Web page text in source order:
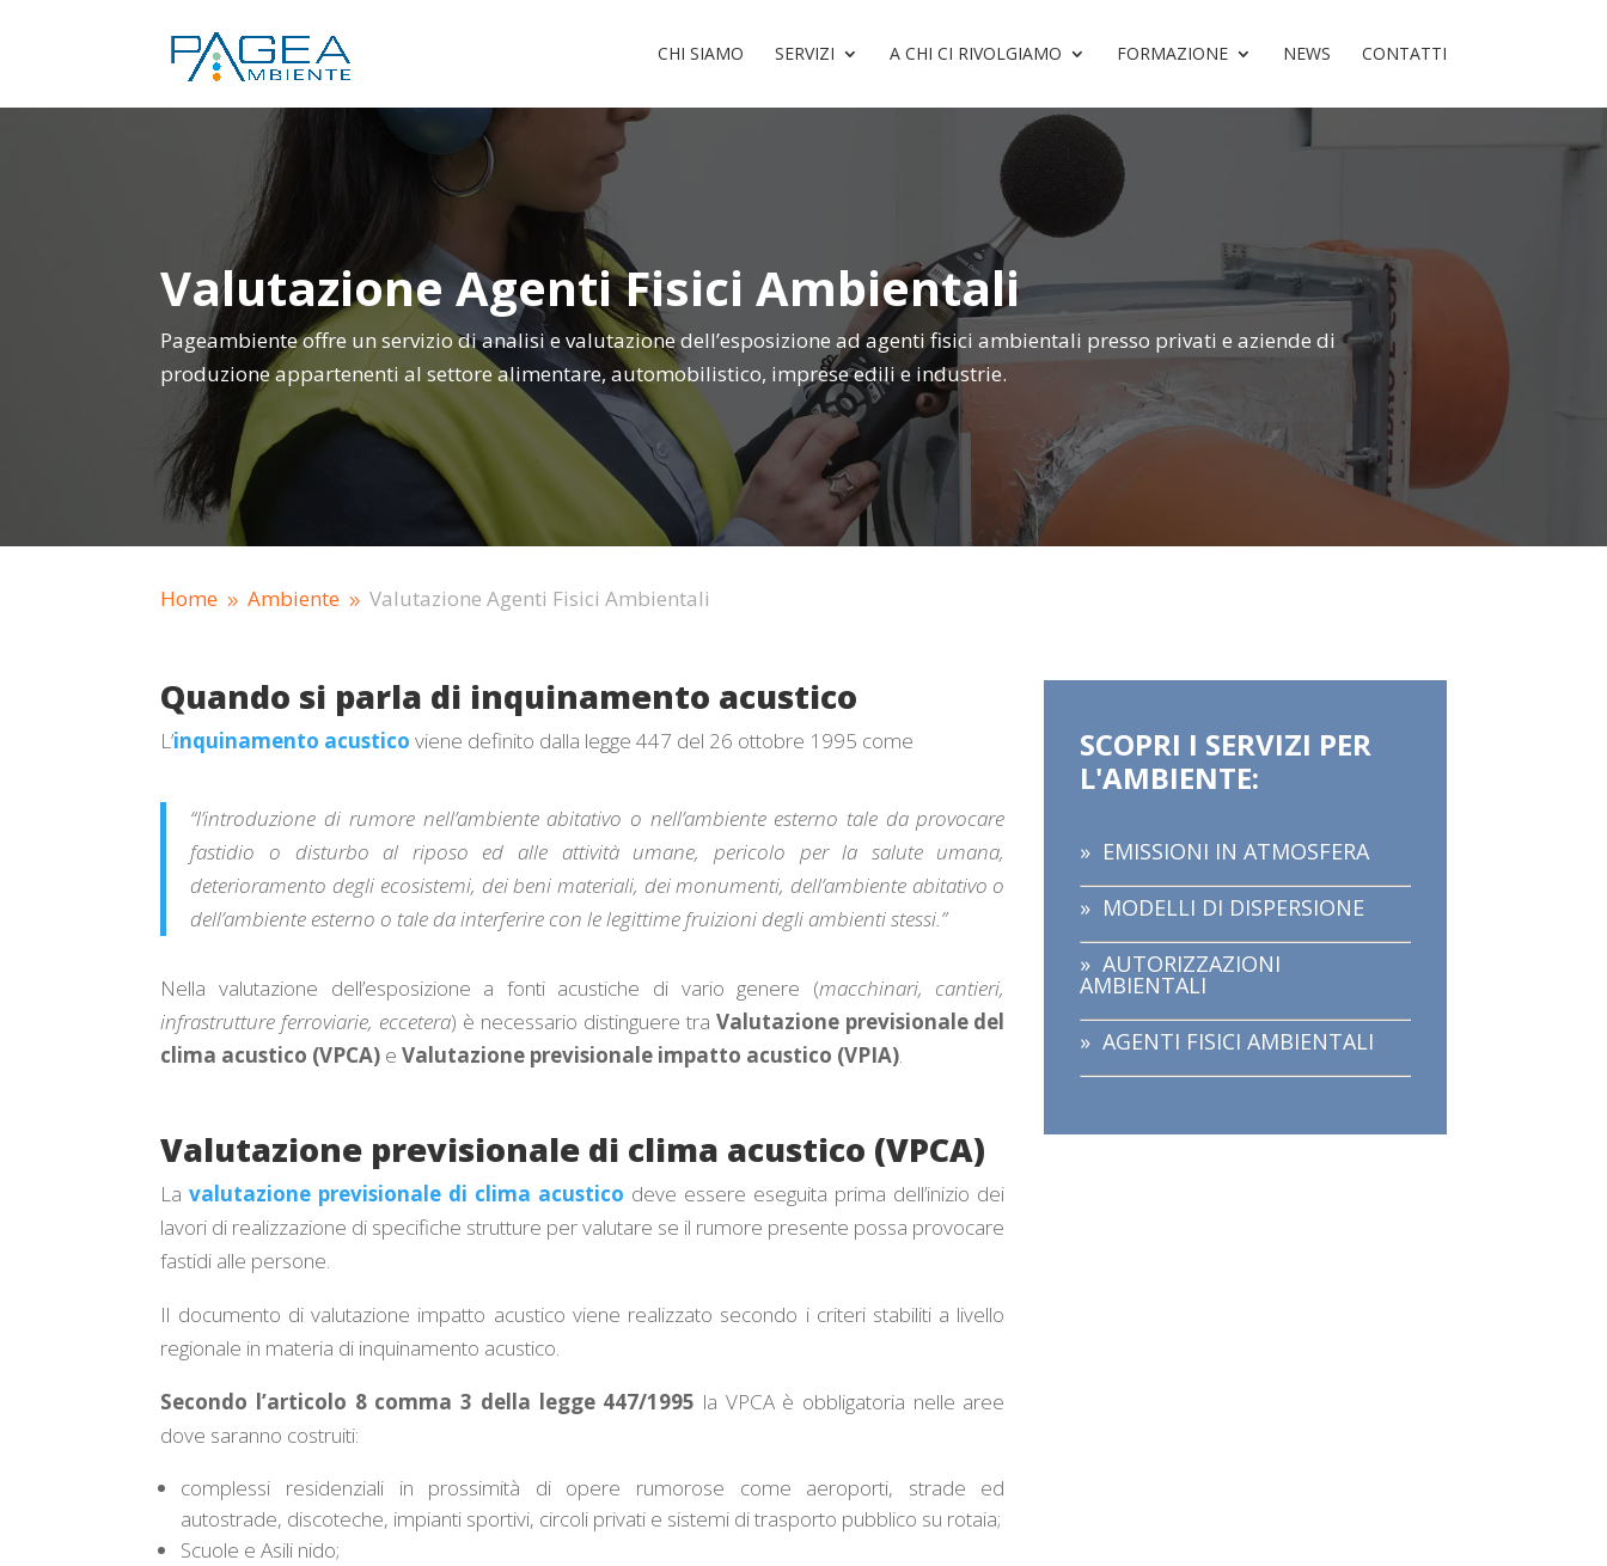
CHI SIAMO SERVIZI A CHI CI RIVOLGIAMO FORMAZIONE NEWS CONTATTI
Valutazione Agenti Fisici Ambientali
Pageambiente offre un servizio di analisi e valutazione dell’esposizione ad agenti fisici ambientali presso privati e aziende di
produzione appartenenti al settore alimentare, automobilistico, imprese edili e industrie.
Home 9 Ambiente 9 Valutazione Agenti Fisici Ambientali
Quando si parla di inquinamento acustico
L’inquinamento acustico viene definito dalla legge 447 del 26 ottobre 1995 come
“l’introduzione di rumore nell’ambiente abitativo o nell’ambiente esterno tale da provocare
fastidio o disturbo al riposo ed alle attività umane, pericolo per la salute umana,
deterioramento degli ecosistemi, dei beni materiali, dei monumenti, dell’ambiente abitativo o
dell’ambiente esterno o tale da interferire con le legittime fruizioni degli ambienti stessi.”
Nella valutazione dell’esposizione a fonti acustiche di vario genere (macchinari, cantieri,
infrastrutture ferroviarie, eccetera) è necessario distinguere tra Valutazione previsionale del
clima acustico (VPCA) eValutazione previsionale impatto acustico (VPIA).
Valutazione previsionale di clima acustico (VPCA)
Lavalutazione previsionale di clima acustico deve essere eseguita prima dell’inizio dei
lavori di realizzazione di specifiche strutture per valutare se il rumore presente possa provocare
fastidi alle persone.
Il documento di valutazione impatto acustico viene realizzato secondo i criteri stabiliti a livello
regionale in materia di inquinamento acustico.
Secondo l’articolo 8 comma 3 della legge 447/1995 la VPCA è obbligatoria nelle aree
dove saranno costruiti:
complessi residenziali in prossimità di opere rumorose come aeroporti, strade ed
autostrade, discoteche, impianti sportivi, circoli privati e sistemi di trasporto pubblico su rotaia;
Scuole e Asili nido;
SCOPRI I SERVIZI PER
L'AMBIENTE:
» EMISSIONI IN ATMOSFERA
» MODELLI DI DISPERSIONE
» AUTORIZZAZIONI
AMBIENTALI
» AGENTI FISICI AMBIENTALI